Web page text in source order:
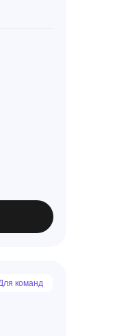
команд